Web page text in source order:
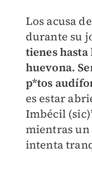
Los acusa
durante su
tienes
huevona.
p*tos
es estar
Imbécil
mientras un
intenta